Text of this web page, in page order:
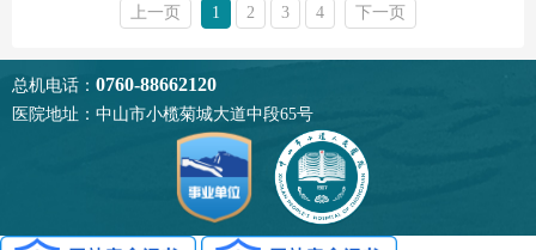
上一页 1 2 3 4 下一页
总机电话： 0760-88662120
医院地址：中山市小榄菊城大道中段65号